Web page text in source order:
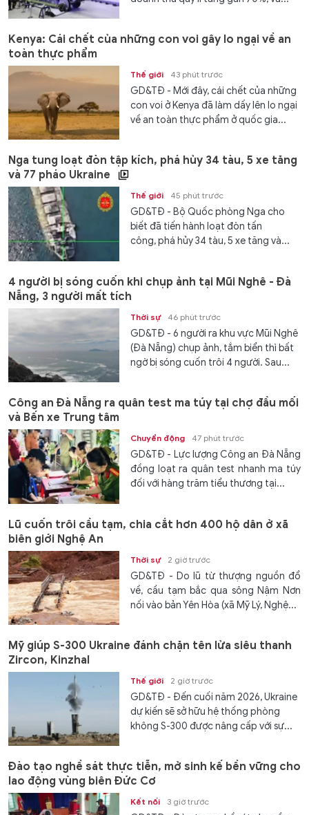
Kenya: Cái chết của những con voi gây lo ngại về an
toàn thực phẩm
Thế giới 43 phút trước
GD&TĐ - Mới đây, cái chết của những
con voi ở Kenya đã làm dấy lên lo ngại
về an toàn thực phẩm ở quốc gia...
Nga tung loạt đòn tập kích, phá hủy 34 tàu, 5 xe tăng
và 77 pháo Ukraine
Thế giới 45 phút trước
GD&TĐ - Bộ Quốc phòng Nga cho
biết đã tiến hành loạt đòn tấn
công, phá hủy 34 tàu, 5 xe tăng và...
4 người bị sóng cuốn khi chụp ảnh tại Mũi Nghê - Đà
Nẵng, 3 người mất tích
Thời sự 46 phút trước
GD&TĐ - 6 người ra khu vực Mũi Nghê
(Đà Nẵng) chụp ảnh, tắm biển thì bất
ngờ bị sóng cuốn trôi 4 người. Sau...
Công an Đà Nẵng ra quân test ma túy tại chợ đầu mối
và Bến xe Trung tâm
Chuyển động 47 phút trước
GD&TĐ - Lực lượng Công an Đà Nẵng
đồng loạt ra quân test nhanh ma túy
đối với hàng trăm tiểu thương tại...
Lũ cuốn trôi cầu tạm, chia cắt hơn 400 hộ dân ở xã
biên giới Nghệ An
Thời sự 2 giờ trước
GD&TĐ - Do lũ từ thượng nguồn đổ
về, cầu tạm bắc qua sông Nậm Nơn
nối vào bản Yên Hòa (xã Mỹ Lý, Nghệ...
Mỹ giúp S-300 Ukraine đánh chặn tên lửa siêu thanh
Zircon, Kinzhal
Thế giới 2 giờ trước
GD&TĐ - Đến cuối năm 2026, Ukraine
dự kiến ​​sẽ sở hữu hệ thống phòng
không S-300 được nâng cấp với sự...
Đào tạo nghề sát thực tiễn, mở sinh kế bền vững cho
lao động vùng biên Đức Cơ
Kết nối 3 giờ trước